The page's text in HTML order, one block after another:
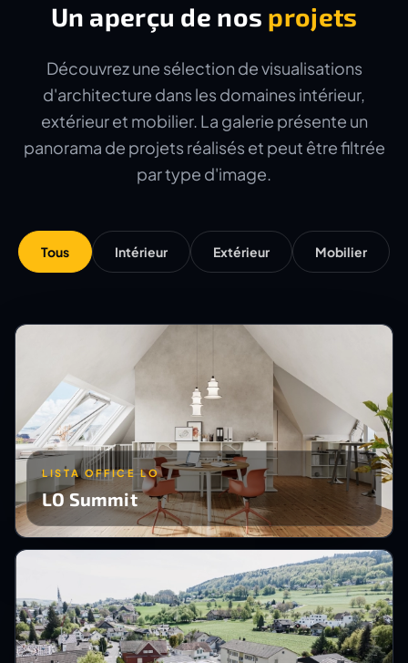
Un aperçu de nos projets
Découvrez une sélection de visualisations
d'architecture dans les domaines intérieur,
extérieur et mobilier. La galerie présente un
panorama de projets réalisés et peut être filtrée
par type d'image.
Tous Intérieur Extérieur Mobilier
LISTA OFFICE LO
LO Summit